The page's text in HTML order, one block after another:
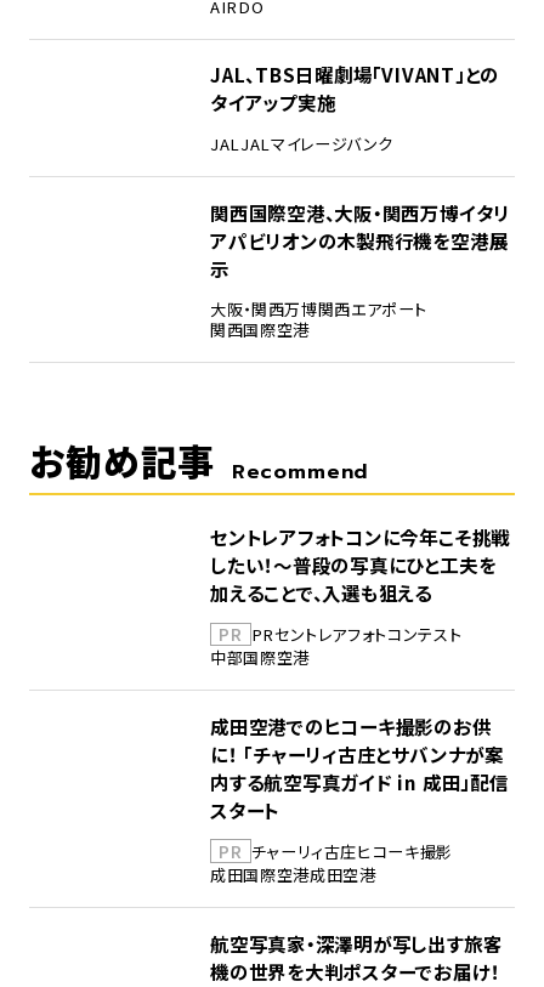
AIRDO
JAL、TBS日曜劇場「VIVANT」との
タイアップ実施
JALJALマイレージバンク
関西国際空港、大阪・関西万博イタリ
アパビリオンの木製飛行機を空港展
示
大阪・関西万博関西エアポート
関西国際空港
お勧め記事 Recommend
セントレアフォトコンに今年こそ挑戦
したい！～普段の写真にひと工夫を
加えることで、入選も狙える
PR PRセントレアフォトコンテスト
中部国際空港
成田空港でのヒコーキ撮影のお供
に！ 「チャーリィ古庄とサバンナが案
内する航空写真ガイド in 成田」配信
スタート
PR チャーリィ古庄ヒコーキ撮影
成田国際空港成田空港
航空写真家・深澤明が写し出す旅客
機の世界を大判ポスターでお届け！